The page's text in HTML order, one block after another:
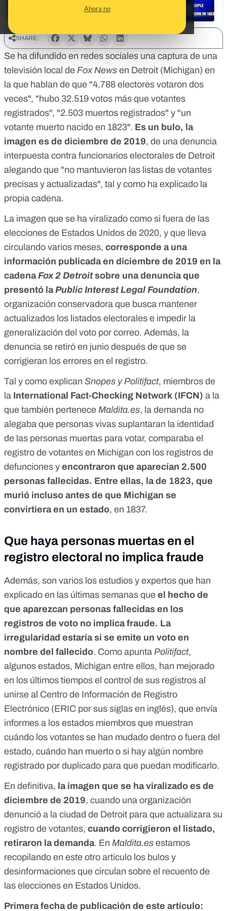
Ahora no
SHARE:
Se ha difundido en redes sociales una captura de una
televisión local de Fox News en Detroit (Michigan) en
la que hablan de que "4.788 electores votaron dos
veces", "hubo 32.519 votos más que votantes
registrados", "2.503 muertos registrados" y "un
votante muerto nacido en 1823". Es un bulo, la
imagen es de diciembre de 2019, de una denuncia
interpuesta contra funcionarios electorales de Detroit
alegando que "no mantuvieron las listas de votantes
precisas y actualizadas", tal y como ha explicado la
propia cadena.
La imagen que se ha viralizado como si fuera de las
elecciones de Estados Unidos de 2020, y que lleva
circulando varios meses, corresponde a una
información publicada en diciembre de 2019 en la
cadenaFox 2 Detroitsobre una denuncia que
presentó laPublic Interest Legal Foundation,
organización conservadora que busca mantener
actualizados los listados electorales e impedir la
generalización del voto por correo. Además, la
denuncia se retiró en junio después de que se
corrigieran los errores en el registro.
Tal y como explican Snopes yPolitifact, miembros de
la International Fact-Checking Network (IFCN) a la
que también pertenece Maldita.es, la demanda no
alegaba que personas vivas suplantaran la identidad
de las personas muertas para votar, comparaba el
registro de votantes en Michigan con los registros de
defunciones y encontraron que aparecían 2.500
personas fallecidas. Entre ellas, la de 1823, que
murió incluso antes de que Michigan se
convirtiera en un estado, en 1837.
Que haya personas muertas en el
registro electoral no implica fraude
Además, son varios los estudios y expertos que han
explicado en las últimas semanas que el hecho de
que aparezcan personas fallecidas en los
registros de voto no implica fraude. La
irregularidad estaría si se emite un voto en
nombre del fallecido. Como apunta Politifact,
algunos estados, Michigan entre ellos, han mejorado
en los últimos tiempos el control de sus registros al
unirse al Centro de Información de Registro
Electrónico (ERIC por sus siglas en inglés), que envía
informes a los estados miembros que muestran
cuándo los votantes se han mudado dentro o fuera del
estado, cuándo han muerto o si hay algún nombre
registrado por duplicado para que puedan modificarlo.
En definitiva, la imagen que se ha viralizado es de
diciembre de 2019, cuando una organización
denunció a la ciudad de Detroit para que actualizara su
registro de votantes, cuando corrigieron el listado,
retiraron la demanda. En Maldita.es estamos
recopilando en este otro artículo los bulos y
desinformaciones que circulan sobre el recuento de
las elecciones en Estados Unidos.
Primera fecha de publicación de este artículo: